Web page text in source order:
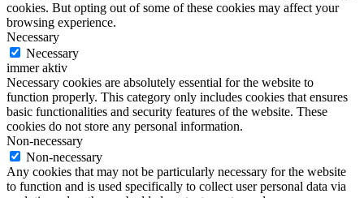
cookies. But opting out of some of these cookies may affect your
browsing experience.
Necessary
Necessary
immer aktiv
Necessary cookies are absolutely essential for the website to
function properly. This category only includes cookies that ensures
basic functionalities and security features of the website. These
cookies do not store any personal information.
Non-necessary
Non-necessary
Any cookies that may not be particularly necessary for the website
to function and is used specifically to collect user personal data via